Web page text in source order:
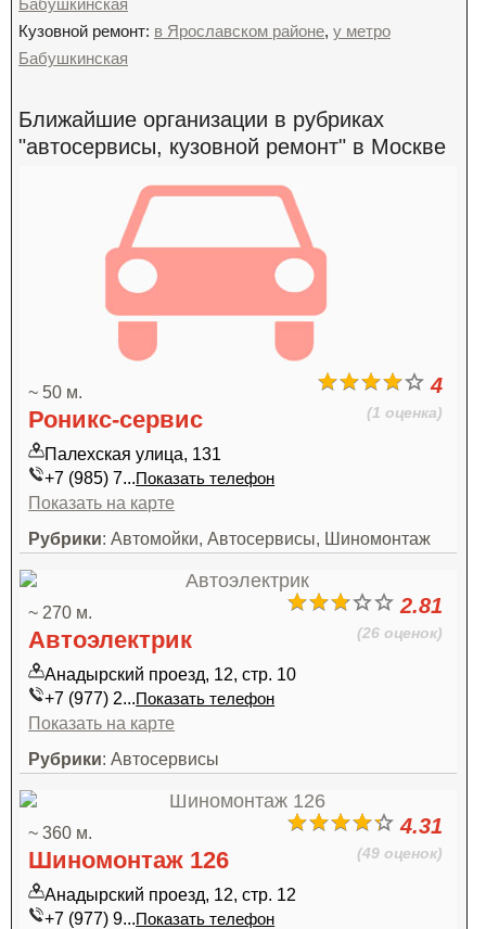
Бабушкинская
Кузовной ремонт: в Ярославском районе, у метро
Бабушкинская
Ближайшие организации в рубриках
"автосервисы, кузовной ремонт" в Москве
4
(1 оценка)
~ 50 м.
Роникс-сервис
Палехская улица, 131
+7 (985) 7...Показать телефон
Показать на карте
Рубрики: Автомойки, Автосервисы, Шиномонтаж
2.81
(26 оценок)
~ 270 м.
Автоэлектрик
Анадырский проезд, 12, стр. 10
+7 (977) 2...Показать телефон
Показать на карте
Рубрики: Автосервисы
4.31
(49 оценок)
~ 360 м.
Шиномонтаж 126
Анадырский проезд, 12, стр. 12
+7 (977) 9...Показать телефон